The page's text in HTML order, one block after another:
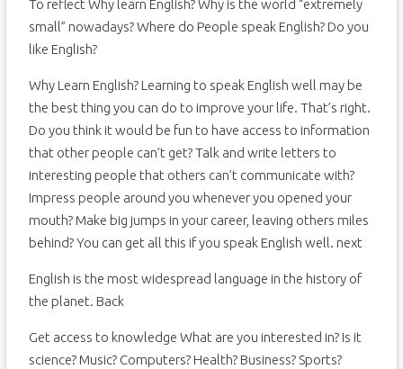
To reflect Why learn English? Why is the world “extremely
small” nowadays? Where do People speak English? Do you
like English?
Why Learn English? Learning to speak English well may be
the best thing you can do to improve your life. That’s right.
Do you think it would be fun to have access to information
that other people can’t get? Talk and write letters to
interesting people that others can’t communicate with?
Impress people around you whenever you opened your
mouth? Make big jumps in your career, leaving others miles
behind? You can get all this if you speak English well. next
English is the most widespread language in the history of
the planet. Back
Get access to knowledge What are you interested in? Is it
science? Music? Computers? Health? Business? Sports?